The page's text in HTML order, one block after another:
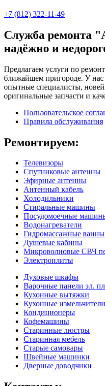
+7 (812) 322-11-49
Служба ремонта
надёжно и
Предлагаем услуги по
ближайшем пригороде. У нас
опытные специалисты,
оригинальные запчасти и
Пользовательское
Правила обслуживания
Ремонтируем:
Телевизоры
Спутниковые антенны
Эфирные антенны
Антенный кабель
Холодильники
Стиральные машины
Посудомоечные
Водонагреватели
Гидромассажные ванны
Душевые кабины
Микроволновые СВЧ
Электроплиты
Духовые шкафы
Варочные панели эл.
Кухонные вытяжки
Кухонные измельчители
Кондиционеры
Кофемашины
Старинные люстры
Старинная мебель
Старые самовары
Швейные машинки
Дверные доводчики